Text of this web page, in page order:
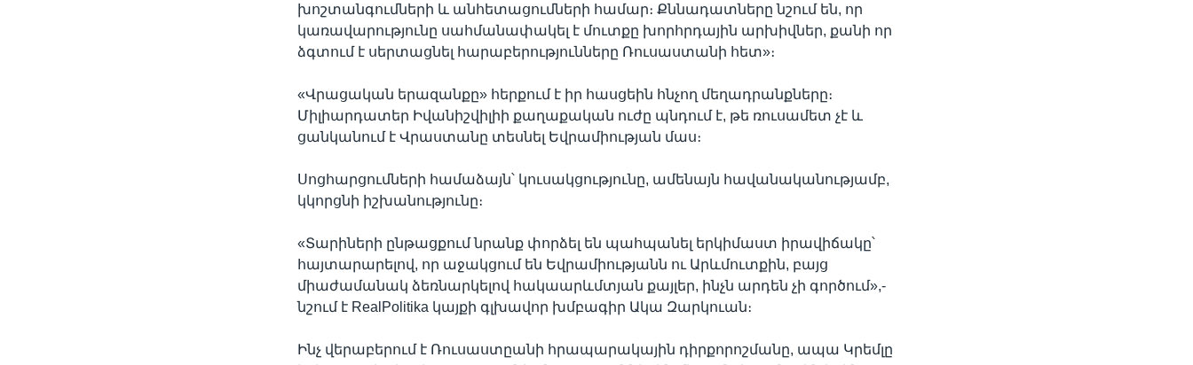
խոշտանգումների և անհետացումների համար։ Քննադատները նշում են, որ
կառավարությունը սահմանափակել է մուտքը խորհրդային արխիվներ, քանի որ
ձգտում է սերտացնել հարաբերությունները Ռուսաստանի հետ»։
«Վրացական երազանքը» հերքում է իր հասցեին հնչող մեղադրանքները։
Միլիարդատեր Իվանիշվիլիի քաղաքական ուժը պնդում է, թե ռուսամետ չէ և
ցանկանում է Վրաստանը տեսնել Եվրամիության մաս։
Սոցհարցումների համաձայն՝ կուսակցությունը, ամենայն հավանականությամբ,
կկորցնի իշխանությունը։
«Տարիների ընթացքում նրանք փորձել են պահպանել երկիմաստ իրավիճակը՝
հայտարարելով, որ աջակցում են Եվրամիությանն ու Արևմուտքին, բայց
միաժամանակ ձեռնարկելով հակաարևմտյան քայլեր, ինչն արդեն չի գործում»,-
նշում է RealPolitika կայքի գլխավոր խմբագիր Ակա Զարկուան։
Ինչ վերաբերում է Ռուսաստըանի հրապարակային դիրքորոշմանը, ապա Կրեմլը